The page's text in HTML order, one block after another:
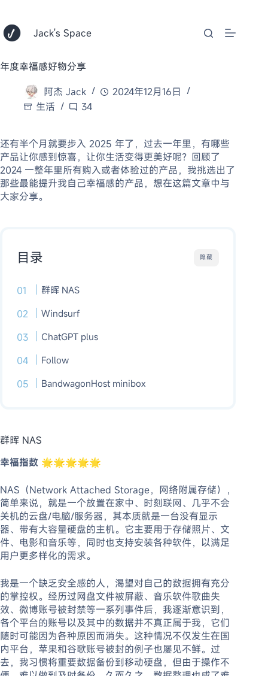
内
Jack's Space
年度幸福感好物分享
阿杰 Jack
2024年12月16日
生活
34
还有半个月就要步入 2025 年了，过去一年里，有哪些
产品让你感到惊喜，让你生活变得更美好呢？回顾了
2024 一整年里所有购入或者体验过的产品，我挑选出了
那些最能提升我自己幸福感的产品，想在这篇文章中与
大家分享。
隐藏
目录
群晖 NAS
Windsurf
ChatGPT plus
Follow
BandwagonHost minibox
群晖 NAS
幸福指数 🌟🌟🌟🌟🌟
NAS（Network Attached Storage，网络附属存储），
简单来说，就是一个放置在家中、时刻联网、几乎不会
关机的云盘/电脑/服务器，其本质就是一台没有显示
器、带有大容量硬盘的主机。它主要用于存储照片、文
件、电影和音乐等，同时也支持安装各种软件，以满足
用户更多样化的需求。
我是一个缺乏安全感的人，渴望对自己的数据拥有充分
的掌控权。经历过网盘文件被屏蔽、音乐软件歌曲失
效、微博账号被封禁等一系列事件后，我逐渐意识到，
各个平台的账号以及其中的数据并不真正属于我，它们
随时可能因为各种原因而消失。这种情况不仅发生在国
内平台，苹果和谷歌账号被封的例子也屡见不鲜。过
去，我习惯将重要数据备份到移动硬盘，但由于操作不